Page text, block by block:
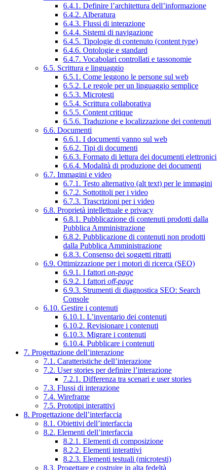
6.4.1. Definire l’architettura dell’informazione
6.4.2. Alberatura
6.4.3. Flussi di interazione
6.4.4. Sistemi di navigazione
6.4.5. Tipologie di contenuto (content type)
6.4.6. Ontologie e standard
6.4.7. Vocabolari controllati e tassonomie
6.5. Scrittura e linguaggio
6.5.1. Come leggono le persone sul web
6.5.2. Le regole per un linguaggio semplice
6.5.3. Microtesti
6.5.4. Scrittura collaborativa
6.5.5. Content critique
6.5.6. Traduzione e localizzazione dei contenuti
6.6. Documenti
6.6.1. I documenti vanno sul web
6.6.2. Tipi di documenti
6.6.3. Formato di lettura dei documenti elettronici
6.6.4. Modalità di produzione dei documenti
6.7. Immagini e video
6.7.1. Testo alternativo (alt text) per le immagini
6.7.2. Sottotitoli per i video
6.7.3. Trascrizioni per i video
6.8. Proprietà intellettuale e privacy
6.8.1. Pubblicazione di contenuti prodotti dalla
Pubblica Amministrazione
6.8.2. Pubblicazione di contenuti non prodotti
dalla Pubblica Amministrazione
6.8.3. Consenso dei soggetti ritratti
6.9. Ottimizzazione per i motori di ricerca (SEO)
6.9.1. I fattori on-page
6.9.2. I fattori off-page
6.9.3. Strumenti di diagnostica SEO: Search
Console
6.10. Gestire i contenuti
6.10.1. L’inventario dei contenuti
6.10.2. Revisionare i contenuti
6.10.3. Migrare i contenuti
6.10.4. Pubblicare i contenuti
7. Progettazione dell’interazione
7.1. Caratteristiche dell’interazione
7.2. User stories per definire l’interazione
7.2.1. Differenza tra scenari e user stories
7.3. Flussi di interazione
7.4. Wireframe
7.5. Prototipi interattivi
8. Progettazione dell’interfaccia
8.1. Obiettivi dell’interfaccia
8.2. Elementi dell’interfaccia
8.2.1. Elementi di composizione
8.2.2. Elementi interattivi
8.2.3. Elementi testuali (microtesti)
8.3. Progettare e costruire in alta fedeltà